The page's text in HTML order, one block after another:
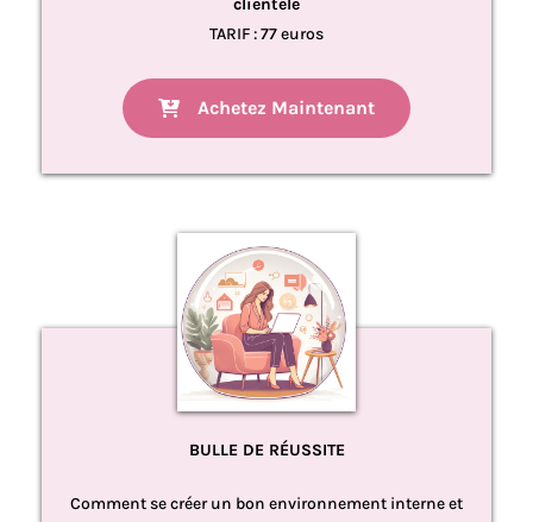
clientèle
TARIF : 77 euros
Achetez Maintenant
BULLE DE RÉUSSITE
Comment se créer un bon environnement interne et